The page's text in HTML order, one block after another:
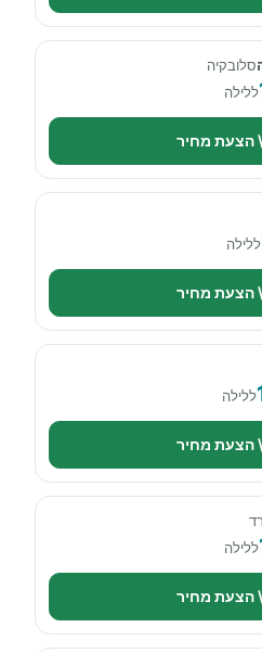
סלובקיה
ללילה
הצעת מחיר
ללילה
הצעת מחיר
ללילה
הצעת מחיר
ללילה
הצעת מחיר